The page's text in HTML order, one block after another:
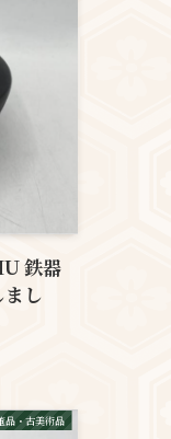
鉄器
し
品・古美術品